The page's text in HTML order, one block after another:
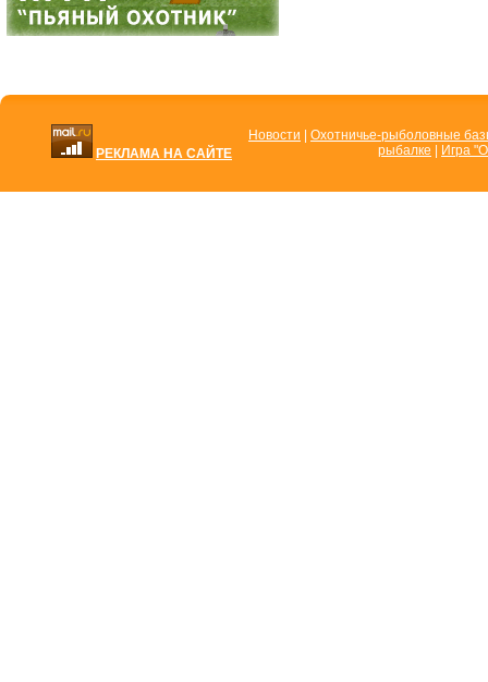
РЕКЛАМА НА САЙТЕ
Новости
Охотничье-рыболовные
рыбалке
Игра